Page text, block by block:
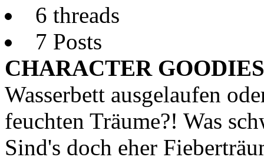
6 threads
7 Posts
CHARACTER
Wasserbett ausgelaufen
feuchten Träume?! Was
Sind's doch eher